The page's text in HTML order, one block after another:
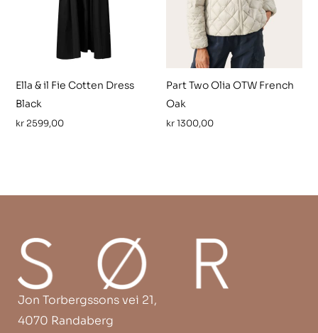
Ella & il Fie Cotten Dress
Black
kr2599,00
Part Two Olia OTW French
Oak
kr1300,00
Jon Torbergssons vei 21,
4070 Randaberg